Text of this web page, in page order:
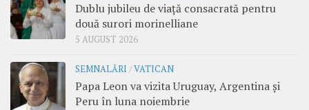
Dublu jubileu de viață consacrată pentru
două surori morinelliane
5 AUGUST 2026
SEMNALĂRI /VATICAN
Papa Leon va vizita Uruguay, Argentina și
Peru în luna noiembrie